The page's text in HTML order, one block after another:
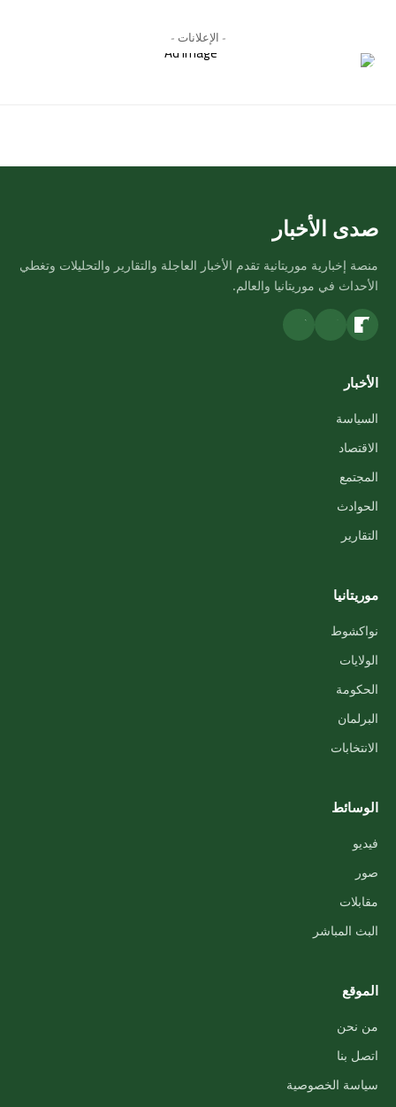
- الإعلانات -
صدى الأخبار
منصة إخبارية موريتانية تقدم الأخبار العاجلة والتقارير والتحليلات وتغطي
الأحداث في موريتانيا والعالم.
الأخبار
السياسة
الاقتصاد
المجتمع
الحوادث
التقارير
موريتانيا
نواكشوط
الولايات
الحكومة
البرلمان
الانتخابات
الوسائط
فيديو
صور
مقابلات
البث المباشر
الموقع
من نحن
اتصل بنا
سياسة الخصوصية